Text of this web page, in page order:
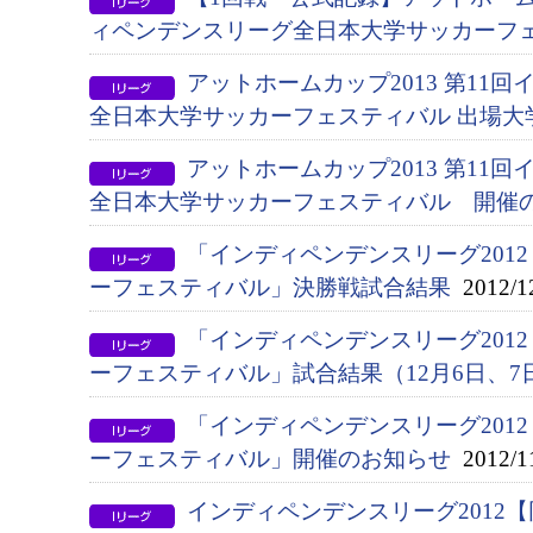
ィペンデンスリーグ全日本大学サッカーフ
アットホームカップ2013 第11回
全日本大学サッカーフェスティバル 出場大
アットホームカップ2013 第11回
全日本大学サッカーフェスティバル 開催
「インディペンデンスリーグ
ーフェスティバル」決勝戦試合結果 2012/
「インディペンデンスリーグ
ーフェスティバル」試合結果（12月6日、7
「インディペンデンスリーグ
ーフェスティバル」開催のお知らせ 2012/
インディペンデンスリーグ2012